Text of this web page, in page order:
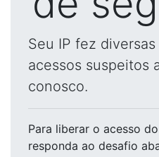
Seu IP fez
acessos suspeitos
conosco.
Para liberar o acesso
responda ao desafio